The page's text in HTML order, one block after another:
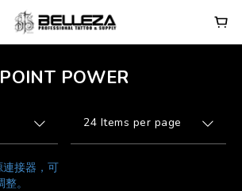
POINT POWER
24 Items per page